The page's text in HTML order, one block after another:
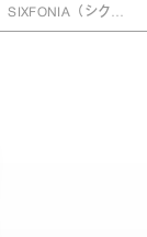
（シクフ